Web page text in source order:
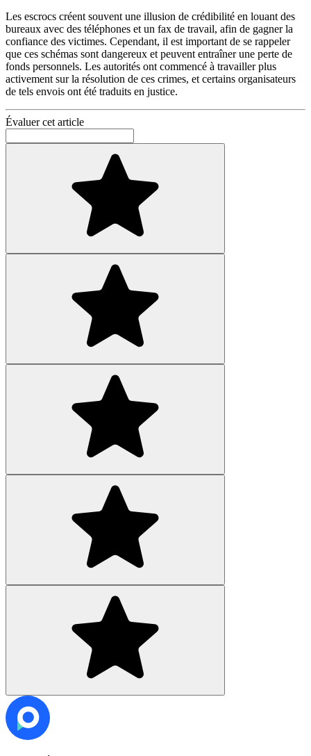
Les escrocs créent souvent une illusion de crédibilité en louant des
bureaux avec des téléphones et un fax de travail, afin de gagner la
confiance des victimes. Cependant, il est important de se rappeler
que ces schémas sont dangereux et peuvent entraîner une perte de
fonds personnels. Les autorités ont commencé à travailler plus
activement sur la résolution de ces crimes, et certains organisateurs
de tels envois ont été traduits en justice.
Évaluer cet article